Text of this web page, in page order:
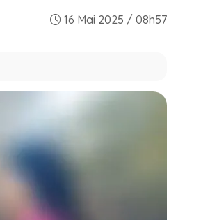
16 Mai 2025 / 08h57